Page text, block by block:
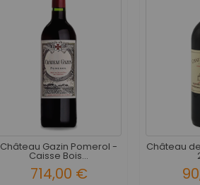
Château Gazin Pomerol -
Caisse Bois...
714,00 €
Château